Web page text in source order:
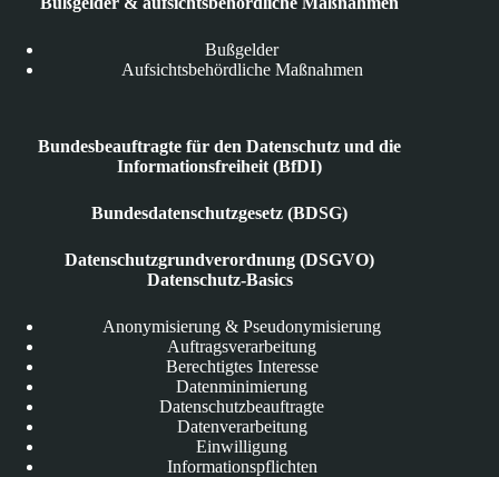
Bußgelder
Aufsichtsbehördliche Maßnahmen
Bundesbeauftragte für den Datenschutz und die
Informationsfreiheit (BfDI)
Bundesdatenschutzgesetz (BDSG)
Datenschutzgrundverordnung (DSGVO)
Datenschutz-Basics
Anonymisierung & Pseudonymisierung
Auftragsverarbeitung
Berechtigtes Interesse
Datenminimierung
Datenschutzbeauftragte
Datenverarbeitung
Einwilligung
Informationspflichten